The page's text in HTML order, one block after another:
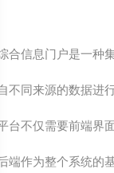
合信息门户是一种
不同来源的数据进
台不仅需要前端界
端作为整个系统的